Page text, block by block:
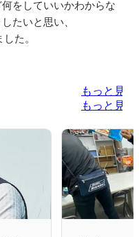
をしていいかわからな
たいと思い、
た。
もっと見る
もっと見る